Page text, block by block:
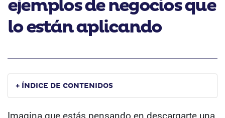
ejemplos de negocios que
lo están aplicando
+ ÍNDICE DE CONTENIDOS